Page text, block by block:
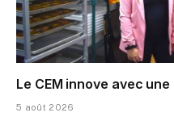
Le CEM innove avec
5 août 2026